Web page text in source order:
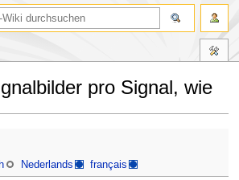
pro Signal, wie
Nederlands français